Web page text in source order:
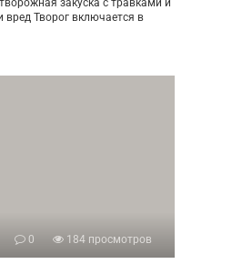
закуска с травками и
вред Творог включается в
0 184 просмотров